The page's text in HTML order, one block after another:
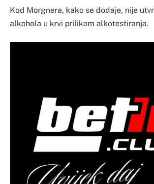
Kod Morgnera, kako se dodaje, nije
alkohola u krvi prilikom alkotestiranja.